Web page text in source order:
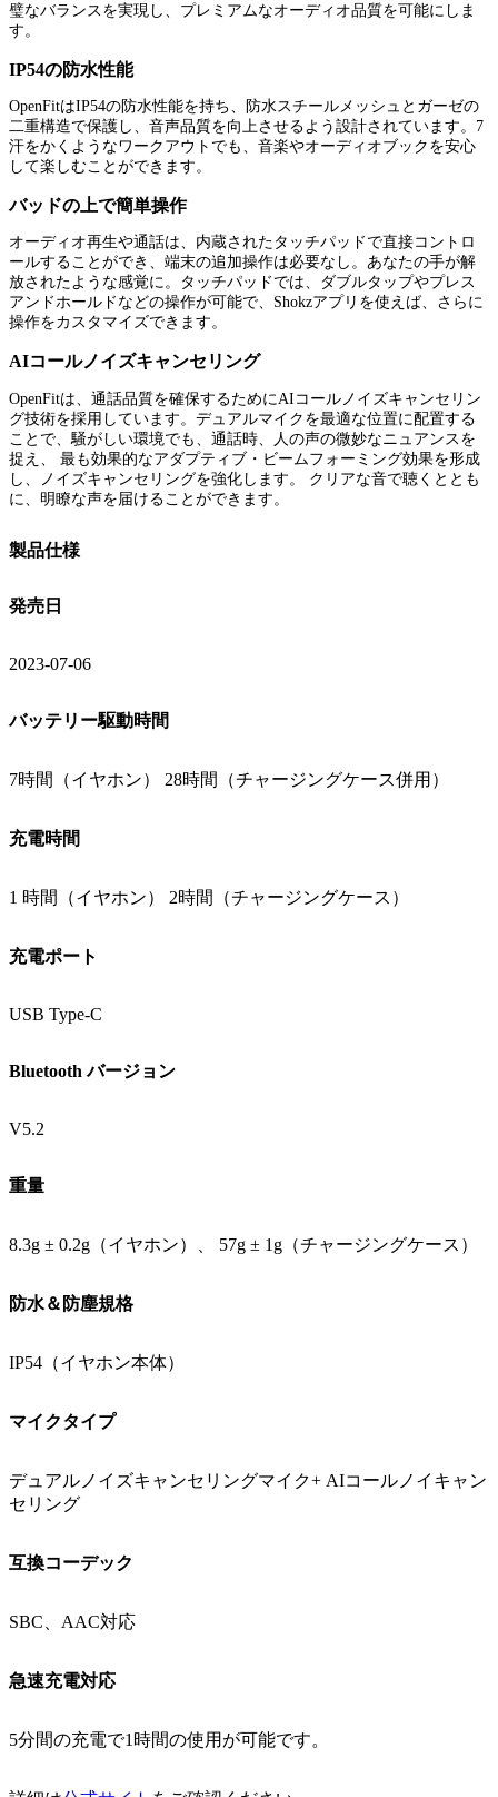
璧なバランスを実現し、プレミアムなオーディオ品質を可能にしま
す。
IP54の防水性能
OpenFitはIP54の防水性能を持ち、防水スチールメッシュとガーゼの
二重構造で保護し、音声品質を向上させるよう設計されています。7
汗をかくようなワークアウトでも、音楽やオーディオブックを安心
して楽しむことができます。
バッドの上で簡単操作
オーディオ再生や通話は、内蔵されたタッチパッドで直接コントロ
ールすることができ、端末の追加操作は必要なし。あなたの手が解
放されたような感覚に。タッチパッドでは、ダブルタップやプレス
アンドホールドなどの操作が可能で、Shokzアプリを使えば、さらに
操作をカスタマイズできます。
AIコールノイズキャンセリング
OpenFitは、通話品質を確保するためにAIコールノイズキャンセリン
グ技術を採用しています。デュアルマイクを最適な位置に配置する
ことで、騒がしい環境でも、通話時、人の声の微妙なニュアンスを
捉え、 最も効果的なアダプティブ・ビームフォーミング効果を形成
し、ノイズキャンセリングを強化します。 クリアな音で聴くととも
に、明瞭な声を届けることができます。
製品仕様
発売日
2023-07-06
バッテリー駆動時間
7時間（イヤホン） 28時間（チャージングケース併用）
充電時間
1 時間（イヤホン） 2時間（チャージングケース）
充電ポート
USB Type-C
Bluetooth バージョン
V5.2
重量
8.3g ± 0.2g（イヤホン）、 57g ± 1g（チャージングケース）
防水＆防塵規格
IP54（イヤホン本体）
マイクタイプ
デュアルノイズキャンセリングマイク+ AIコールノイキャン
セリング
互換コーデック
SBC、AAC対応
急速充電対応
5分間の充電で1時間の使用が可能です。